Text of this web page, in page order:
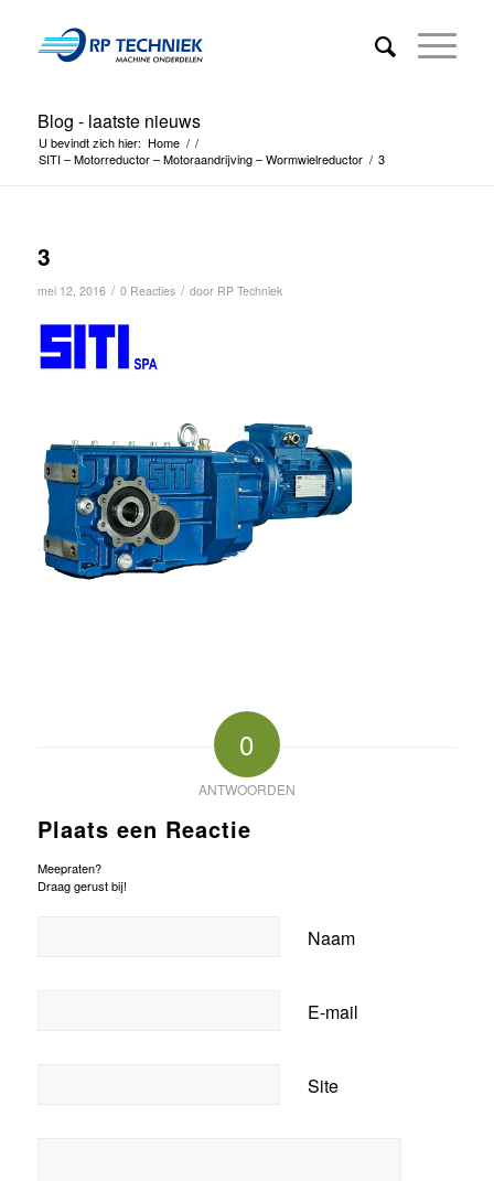
Blog - laatste nieuws
U bevindt zich hier: Home / /
SITI – Motorreductor – Motoraandrijving – Wormwielreductor / 3
3
mei 12, 2016 / 0 Reacties / door RP Techniek
0
ANTWOORDEN
Plaats een Reactie
Meepraten?
Draag gerust bij!
Naam
E-mail
Site